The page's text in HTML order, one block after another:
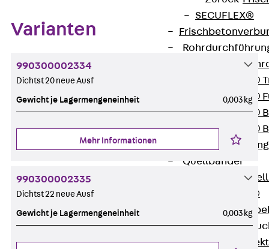
SECUFLEX®
PENTAFLEX®
PENTAFLEX®
PENTAFLEX®
PENTAFLEX®
Quellbänder
SWELLFLEX®
Quellbänder
Zurück
Varianten
990300002334
Dichtst 20 neue Ausf
Gewicht je Lagermengeneinheit 0,003 kg
Mehr Informationen
990300002335
Dichtst 22 neue Ausf
Gewicht je Lagermengeneinheit 0,003 kg